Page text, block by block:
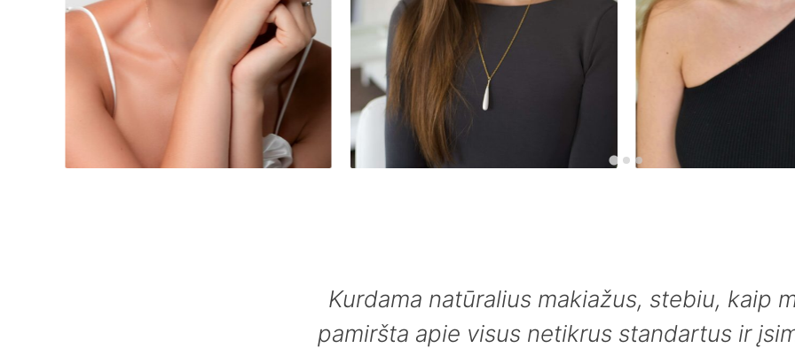
Kurdama natūralius makiažus, stebiu, kaip
pamiršta apie visus netikrus standartus ir